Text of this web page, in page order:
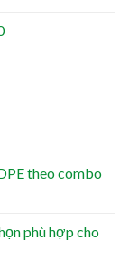
theo combo
phù hợp cho